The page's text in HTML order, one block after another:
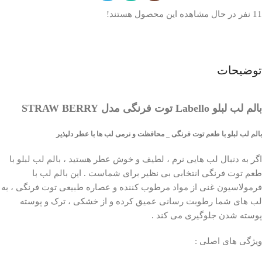
11 نفر در حال مشاهده این محصول هستند!
توضیحات
بالم لب لبلو Labello توت فرنگی مدل STRAW BERRY
بالم لب لبلو با طعم توت فرنگی _ محافظت و نرمی لب ها با عطر دلپذیر
اگر به دنبال لب هایی نرم ، لطیف و خوش عطر هستید ، بالم لب لبلو با
طعم توت فرنگی انتخابی بی نظیر برای شماست . این بالم لب با
فرمولاسیون غنی از مواد مرطوب کننده و عصاره طبیعی توت فرنگی ، به
لب های شما رطوبت رسانی عمیق کرده و از خشکی ، ترک و پوسته
پوسته شدن جلوگیری می کند .
ویژگی های اصلی :